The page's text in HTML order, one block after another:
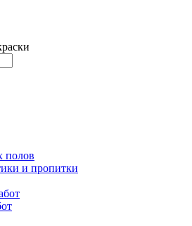
полов
и пропитки